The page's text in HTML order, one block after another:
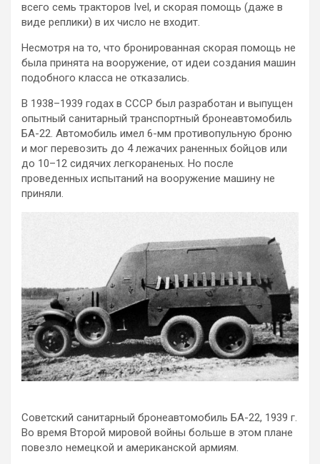
всего семь тракторов Ivel, и скорая помощь (даже в
виде реплики) в их число не входит.
Несмотря на то, что бронированная скорая помощь не
была принята на вооружение, от идеи создания машин
подобного класса не отказались.
В 1938–1939 годах в СССР был разработан и выпущен
опытный санитарный транспортный бронеавтомобиль
БА-22. Автомобиль имел 6-мм противопульную броню
и мог перевозить до 4 лежачих раненных бойцов или
до 10–12 сидячих легкораненых. Но после
проведенных испытаний на вооружение машину не
приняли.
Советский санитарный бронеавтомобиль БА-22, 1939 г.
Во время Второй мировой войны больше в этом плане
повезло немецкой и американской армиям.